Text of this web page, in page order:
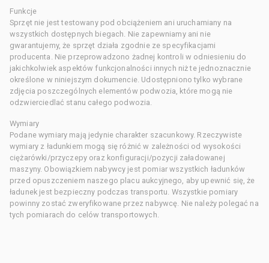
Funkcje
Sprzęt nie jest testowany pod obciążeniem ani uruchamiany na
wszystkich dostępnych biegach. Nie zapewniamy ani nie
gwarantujemy, że sprzęt działa zgodnie ze specyfikacjami
producenta. Nie przeprowadzono żadnej kontroli w odniesieniu do
jakichkolwiek aspektów funkcjonalności innych niż te jednoznacznie
określone w niniejszym dokumencie. Udostępniono tylko wybrane
zdjęcia poszczególnych elementów podwozia, które mogą nie
odzwierciedlać stanu całego podwozia.
Wymiary
Podane wymiary mają jedynie charakter szacunkowy. Rzeczywiste
wymiary z ładunkiem mogą się różnić w zależności od wysokości
ciężarówki/przyczepy oraz konfiguracji/pozycji załadowanej
maszyny. Obowiązkiem nabywcy jest pomiar wszystkich ładunków
przed opuszczeniem naszego placu aukcyjnego, aby upewnić się, że
ładunek jest bezpieczny podczas transportu. Wszystkie pomiary
powinny zostać zweryfikowane przez nabywcę. Nie należy polegać na
tych pomiarach do celów transportowych.